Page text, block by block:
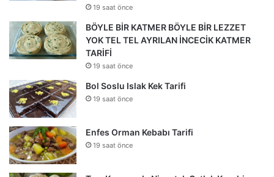
19 saat önce
BÖYLE BİR KATMER BÖYLE BİR LEZZET
YOK TEL TEL AYRILAN İNCECİK KATMER
TARİFİ
19 saat önce
Bol Soslu Islak Kek Tarifi
19 saat önce
Enfes Orman Kebabı Tarifi
19 saat önce